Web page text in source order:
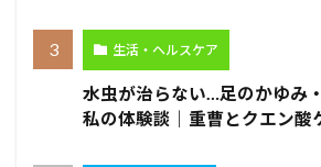
生活・ヘルスケア
水虫が治らない…足のかゆみ
私の体験談｜重曹とクエン酸